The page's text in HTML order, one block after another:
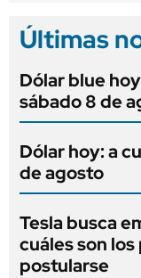
Últimas
Dólar blue
sábado 8 de
Dólar hoy: a
de agosto
Tesla busca
cuáles son
postularse